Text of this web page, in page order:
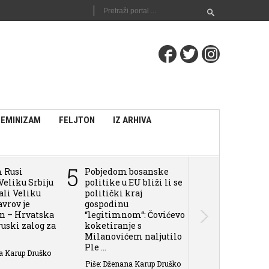
FELJTON IZ ARHIVA
Rusi
Srbiju
Veliku
je
– Hrvatska
zalog za
Karup Druško
5
Pobjedom bosanske
politike u EU bliži li se
politički kraj
gospodinu
“legitimnom“: Čovićevo
koketiranje s
Milanovićem naljutilo
Ple ...
Piše: Dženana Karup Druško